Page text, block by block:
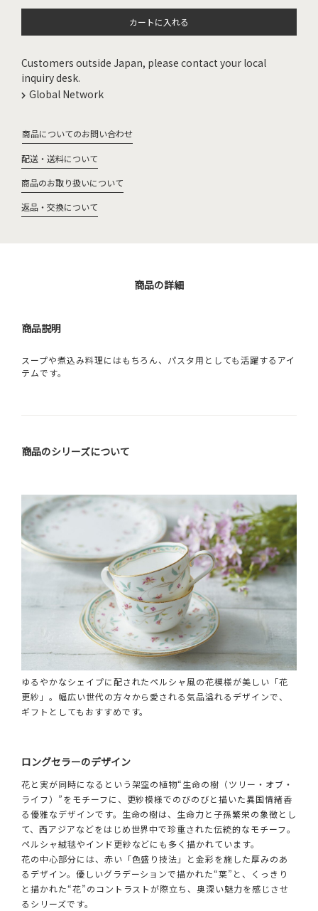
カートに入れる
Customers outside Japan, please contact your local
inquiry desk.
Global Network
商品についてのお問い合わせ
配送・送料について
商品のお取り扱いについて
返品・交換について
商品の詳細
商品説明
スープや煮込み料理にはもちろん、パスタ用としても活躍するアイ
テムです。
商品のシリーズについて
ゆるやかなシェイプに配されたペルシャ風の花模様が美しい「花
更紗」。幅広い世代の方々から愛される気品溢れるデザインで、
ギフトとしてもおすすめです。
ロングセラーのデザイン
花と実が同時になるという架空の植物“生命の樹（ツリー・オブ・
ライフ）”をモチーフに、更紗模様でのびのびと描いた異国情緒香
る優雅なデザインです。生命の樹は、生命力と子孫繁栄の象徴とし
て、西アジアなどをはじめ世界中で珍重された伝統的なモチーフ。
ペルシャ絨毯やインド更紗などにも多く描かれています。
花の中心部分には、赤い「色盛り技法」と金彩を施した厚みのあ
るデザイン。優しいグラデーションで描かれた“葉”と、くっきり
と描かれた“花”のコントラストが際立ち、奥深い魅力を感じさせ
るシリーズです。